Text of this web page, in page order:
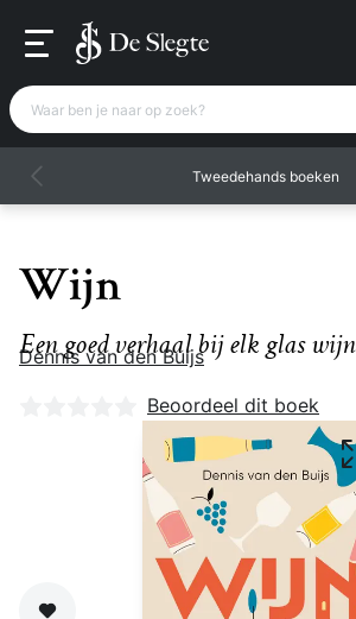
Waar ben je naar op zoek?
Tweedehands boeken
Wijn
Een goed verhaal bij elk glas wijn
Dennis van den Buijs
Nog geen beoordelingen
Beoordeel dit boek
Zet op verlanglijst